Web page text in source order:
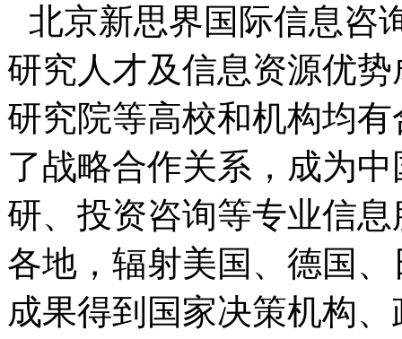
北京新思界国际信息咨
研究人才及信息资源优
研究院等高校和机构均
了战略合作关系，成为
研、投资咨询等专业信
各地，辐射美国、德国
成果得到国家决策机构